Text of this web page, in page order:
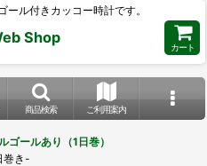
ル付きカッコー時計です。
Shop
カート
商品検索 ご利用案内
ゴールあり（1日巻）
き-